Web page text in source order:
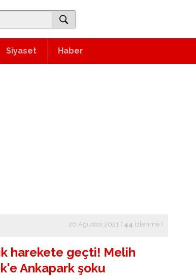
Siyaset Haber
26 Ağustos 2021 ( 44 izlenme )
harekete geçti! Melih
Ankapark şoku